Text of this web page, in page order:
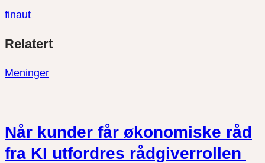
finaut
link
på
på
Relatert
Meninger
Når kunder får økonomiske råd
fra KI utfordres rådgiverrollen